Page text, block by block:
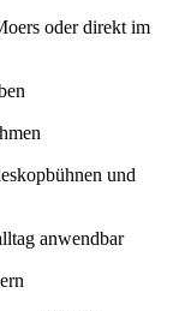
oder direkt im
und
anwendbar